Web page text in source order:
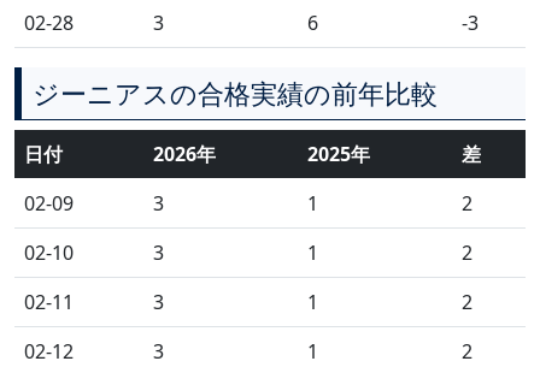
02-28
3 6 -3
ジーニアスの合格実績の前年比較
日付 2026年 2025年
差
02-09
3 1
2
02-10
3 1
2
02-11
3 1
2
02-12
3 1
2